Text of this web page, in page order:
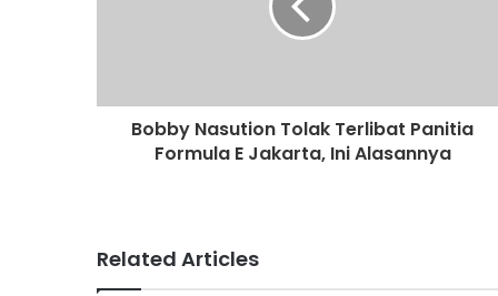
Bobby Nasution Tolak Terlibat Panitia
Formula E Jakarta, Ini Alasannya
Related Articles